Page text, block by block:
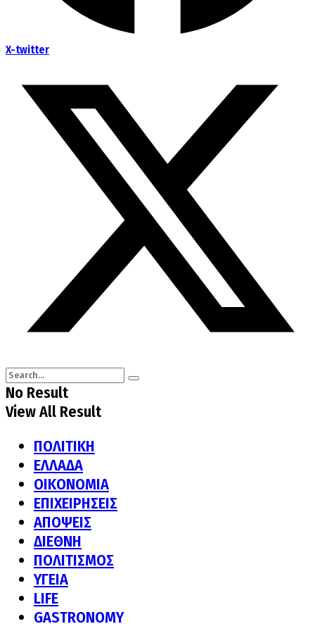
X-twitter
No Result
View All Result
ΠΟΛΙΤΙΚΗ
ΕΛΛΑΔΑ
ΟΙΚΟΝΟΜΙΑ
ΕΠΙΧΕΙΡΗΣΕΙΣ
ΑΠΟΨΕΙΣ
ΔΙΕΘΝΗ
ΠΟΛΙΤΙΣΜΟΣ
ΥΓΕΙΑ
LIFE
GASTRONOMY